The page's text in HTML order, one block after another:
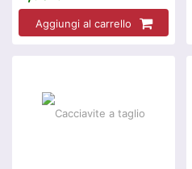
Aggiungi al carrello